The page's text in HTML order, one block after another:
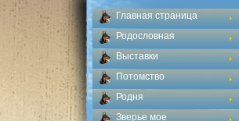
Главная страница
Родословная
Выставки
Потомство
Родня
Зверье мое